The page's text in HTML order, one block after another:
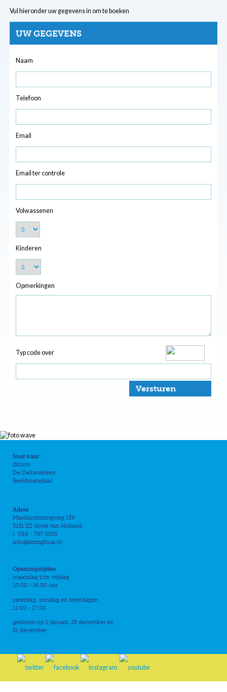
Vul hieronder uw gegevens in om te boeken
UW GEGEVENS
Naam
Telefoon
Email
Email ter controle
Volwassenen
Kinderen
Opmerkingen
Typ code over
Versturen
Snel naar:
iStorm
De Deltawerken
Beeldmateriaal
Adres
Maeslantkeringweg 139
3151 ZZ Hoek van Holland
t. 088 - 797 0630
info@keringhuis.nl
Openingstijden
maandag t/m vrijdag
10:00 - 16:00 uur
zaterdag, zondag en feestdagen
11:00 - 17:00
gesloten op 1 januari, 25 december en
31 december